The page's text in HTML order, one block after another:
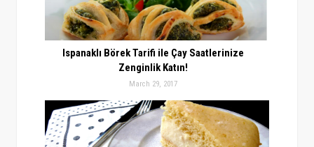
Ispanaklı Börek Tarifi ile Çay Saatlerinize
Zenginlik Katın!
March 29, 2017